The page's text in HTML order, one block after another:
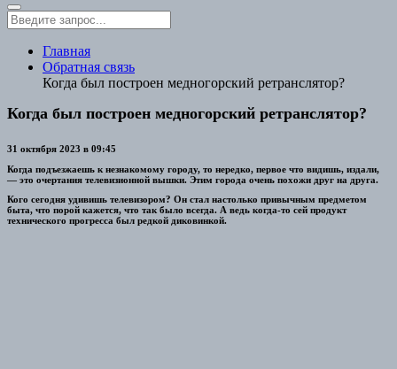
Главная
Обратная связь
Когда был построен медногорский ретранслятор?
Когда был построен медногорский ретранслятор?
31 октября 2023 в 09:45
Когда подъезжаешь к незнакомому городу, то нередко, первое что видишь, издали,
— это очертания телевизионной вышки. Этим города очень похожи друг на друга.
Кого сегодня удивишь телевизором? Он стал настолько привычным предметом
быта, что порой кажется, что так было всегда. А ведь когда-то сей продукт
технического прогресса был редкой диковинкой.